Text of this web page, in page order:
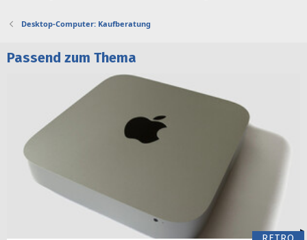
Desktop-Computer: Kaufberatung
Passend zum Thema